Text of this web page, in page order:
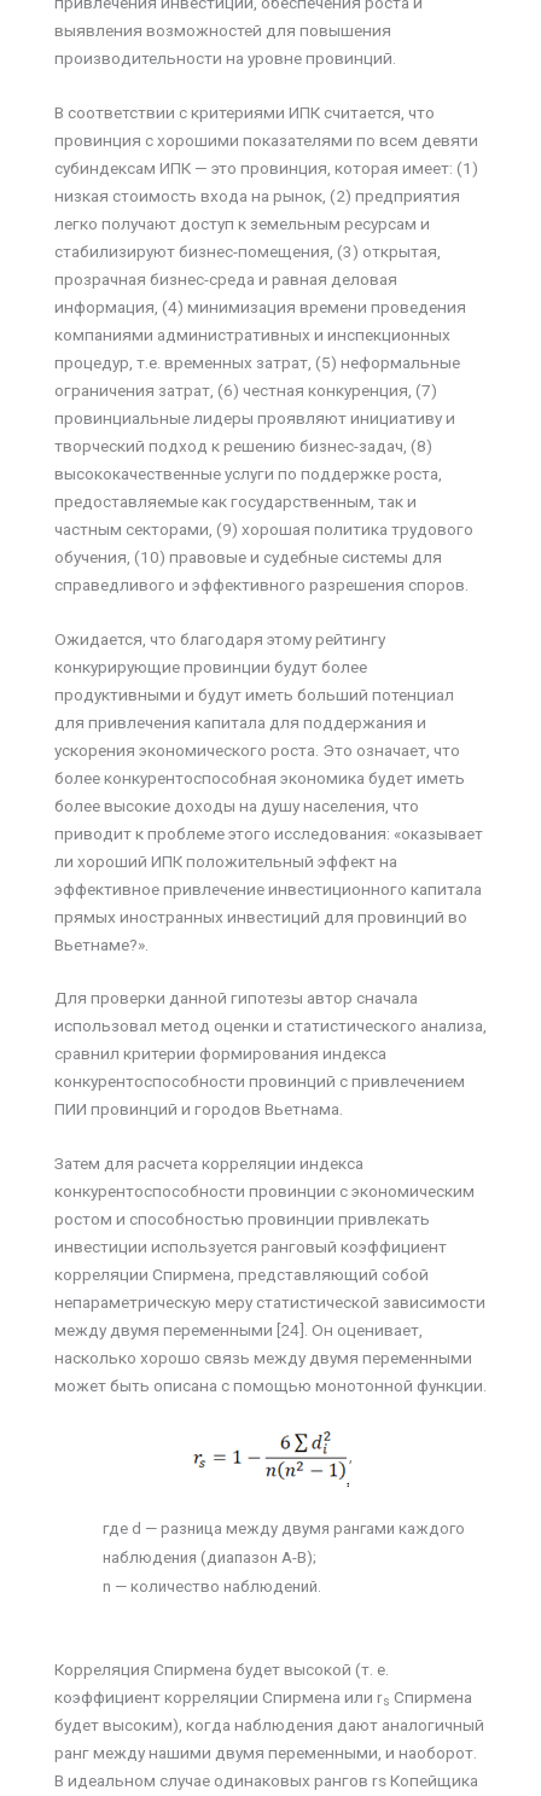
выявления возможностей для повышения
производительности на уровне провинций.
В соответствии с критериями ИПК считается, что
провинция с хорошими показателями по всем девяти
субиндексам ИПК — это провинция, которая имеет: (1)
низкая стоимость входа на рынок, (2) предприятия
легко получают доступ к земельным ресурсам и
стабилизируют бизнес-помещения, (3) открытая,
прозрачная бизнес-среда и равная деловая
информация, (4) минимизация времени проведения
компаниями административных и инспекционных
процедур, т.е. временных затрат, (5) неформальные
ограничения затрат, (6) честная конкуренция, (7)
провинциальные лидеры проявляют инициативу и
творческий подход к решению бизнес-задач, (8)
высококачественные услуги по поддержке роста,
предоставляемые как государственным, так и
частным секторами, (9) хорошая политика трудового
обучения, (10) правовые и судебные системы для
справедливого и эффективного разрешения споров.
Ожидается, что благодаря этому рейтингу
конкурирующие провинции будут более
продуктивными и будут иметь больший потенциал
для привлечения капитала для поддержания и
ускорения экономического роста. Это означает, что
более конкурентоспособная экономика будет иметь
более высокие доходы на душу населения, что
приводит к проблеме этого исследования: «оказывает
ли хороший ИПК положительный эффект на
эффективное привлечение инвестиционного капитала
прямых иностранных инвестиций для провинций во
Вьетнаме?».
Для проверки данной гипотезы автор сначала
использовал метод оценки и статистического анализа,
сравнил критерии формирования индекса
конкурентоспособности провинций с привлечением
ПИИ провинций и городов Вьетнама.
Затем для расчета корреляции индекса
конкурентоспособности провинции с экономическим
ростом и способностью провинции привлекать
инвестиции используется ранговый коэффициент
корреляции Спирмена, представляющий собой
непараметрическую меру статистической зависимости
между двумя переменными [24]. Он оценивает,
насколько хорошо связь между двумя переменными
может быть описана с помощью монотонной функции.
,
где d — разница между двумя рангами каждого
наблюдения (диапазон A-B);
n — количество наблюдений.
Корреляция Спирмена будет высокой (т. е.
коэффициент корреляции Спирмена или rs Спирмена
будет высоким), когда наблюдения дают аналогичный
ранг между нашими двумя переменными, и наоборот.
В идеальном случае одинаковых рангов rs Копейщика